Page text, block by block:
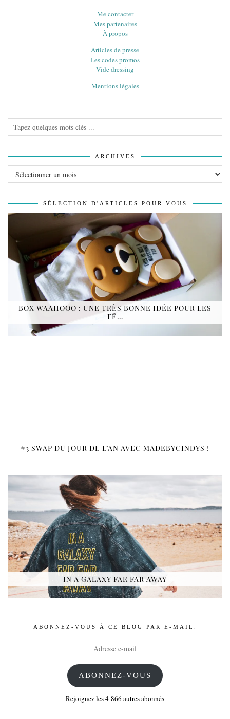
Me contacter
Mes partenaires
À propos
Articles de presse
Les codes promos
Vide dressing
Mentions légales
ARCHIVES
SÉLECTION D'ARTICLES POUR VOUS
BOX WAAHOOO : UNE TRÈS BONNE IDÉE POUR LES
FÊ…
#3 SWAP DU JOUR DE L’AN AVEC MADEBYCINDYS !
IN A GALAXY FAR FAR AWAY
ABONNEZ-VOUS À CE BLOG PAR E-MAIL.
ABONNEZ-VOUS
Rejoignez les 4 866 autres abonnés